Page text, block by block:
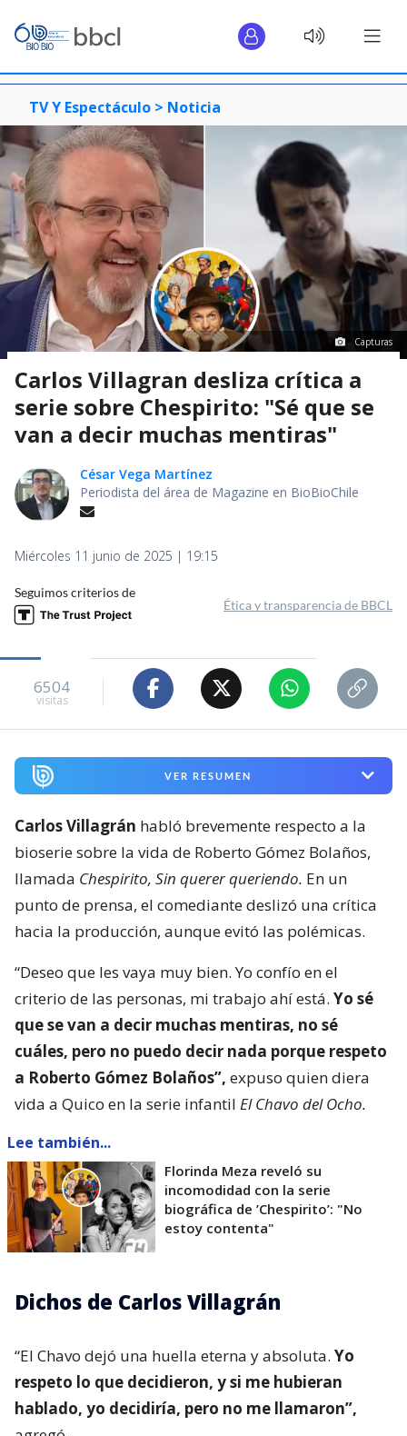
TV Y Espectáculo > Noticia
Capturas
Carlos Villagran desliza crítica a
serie sobre Chespirito: "Sé que se
van a decir muchas mentiras"
César Vega Martínez
Periodista del área de Magazine en BioBioChile
Miércoles 11 junio de 2025 | 19:15
Seguimos criterios de
Ética y transparencia de BBCL
6504
visitas
VER RESUMEN
Carlos Villagrán habló brevemente respecto a la
bioserie sobre la vida de Roberto Gómez Bolaños,
llamada Chespirito, Sin querer queriendo. En un
punto de prensa, el comediante deslizó una crítica
hacia la producción, aunque evitó las polémicas.
“Deseo que les vaya muy bien. Yo confío en el
criterio de las personas, mi trabajo ahí está. Yo sé
que se van a decir muchas mentiras, no sé
cuáles, pero no puedo decir nada porque respeto
a Roberto Gómez Bolaños”, expuso quien diera
vida a Quico en la serie infantil El Chavo del Ocho.
Lee también...
Florinda Meza reveló su
incomodidad con la serie
biográfica de ’Chespirito’: "No
estoy contenta"
Dichos de Carlos Villagrán
“El Chavo dejó una huella eterna y absoluta. Yo
respeto lo que decidieron, y si me hubieran
hablado, yo decidiría, pero no me llamaron”,